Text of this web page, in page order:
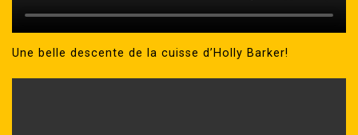
Une belle descente de la cuisse d’Holly Barker!